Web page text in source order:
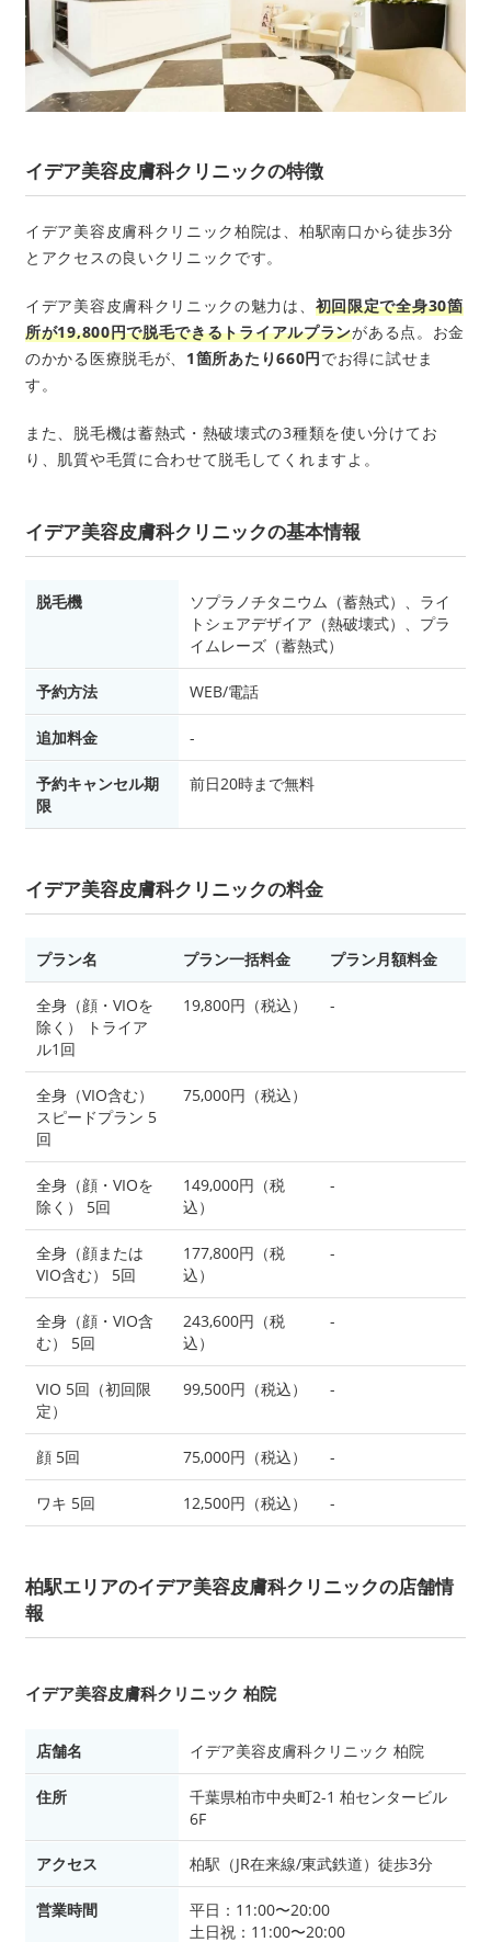
イデア美容皮膚科クリニックの特徴
イデア美容皮膚科クリニック柏院は、柏駅南口から徒歩3分
とアクセスの良いクリニックです。
イデア美容皮膚科クリニックの魅力は、 初回限定で全身30箇
所が19,800円で脱毛できるトライアルプランがある点。お金
のかかる医療脱毛が、 1箇所あたり660円でお得に試せま
す。
また、脱毛機は蓄熱式・熱破壊式の3種類を使い分けてお
り、肌質や毛質に合わせて脱毛してくれますよ。
イデア美容皮膚科クリニックの基本情報
脱毛機
ソプラノチタニウム（蓄熱式）、ライ
トシェアデザイア（熱破壊式）、プラ
イムレーズ（蓄熱式）
予約方法 WEB/電話
追加料金 -
予約キャンセル期
限
前日20時まで無料
イデア美容皮膚科クリニックの料金
プラン名 プラン一括料金 プラン月額料金
全身（顔・VIOを
除く） トライア
ル1回
19,800円（税込） -
全身（VIO含む）
スピードプラン 5
回
75,000円（税込）
全身（顔・VIOを
除く） 5回
149,000円（税
込）
-
全身（顔または
VIO含む） 5回
177,800円（税
込）
-
全身（顔・VIO含
む） 5回
243,600円（税
込）
-
VIO 5回（初回限
定）
99,500円（税込） -
顔 5回 75,000円（税込） -
ワキ 5回 12,500円（税込） -
柏駅エリアのイデア美容皮膚科クリニックの店舗情
報
イデア美容皮膚科クリニック 柏院
店舗名 イデア美容皮膚科クリニック 柏院
住所
千葉県柏市中央町2-1 柏センタービル
6F
アクセス 柏駅（JR在来線/東武鉄道）徒歩3分
営業時間
平日：11:00〜20:00
土日祝：11:00〜20:00